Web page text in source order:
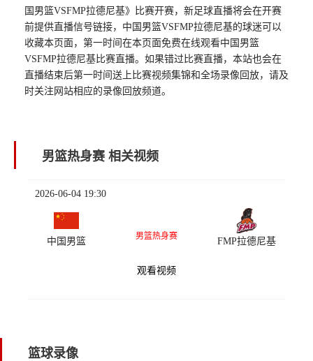
国男篮VSFMP拉德尼基》比赛开赛，新足球直播将会在开赛
前提供直播信号链接，中国男篮VSFMP拉德尼基的球迷可以
收藏本页面，第一时间在本页面免费在线观看中国男篮
VSFMP拉德尼基比赛直播。如果错过比赛直播，本站也会在
直播结束后第一时间送上比赛视频集锦和全场录像回放，请及
时关注网站相应的录像回放频道。
男篮热身赛 相关视频
2026-06-04 19:30
中国男篮 男篮热身赛 FMP拉德尼基
观看视频
篮球录像